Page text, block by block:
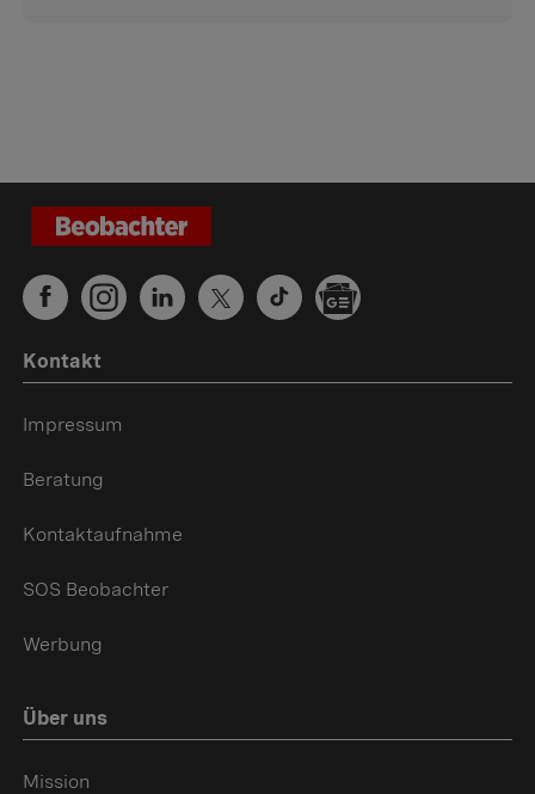
Kontakt
Impressum
Beratung
Kontaktaufnahme
SOS Beobachter
Werbung
Über uns
Mission